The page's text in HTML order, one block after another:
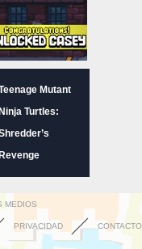
Mutant
Ninja Turtles:
Revenge
MEDIOS
PRIVACIDAD CONTACTO